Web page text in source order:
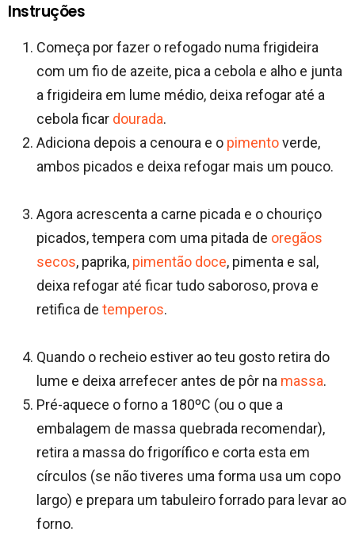
Instruções
Começa por fazer o refogado numa frigideira
com um fio de azeite, pica a cebola e alho e junta
a frigideira em lume médio, deixa refogar até a
cebola ficar dourada.
Adiciona depois a cenoura e o pimentoverde,
ambos picados e deixa refogar mais um pouco.
Agora acrescenta a carne picada e o chouriço
picados, tempera com uma pitada de oregãos
secos, paprika, pimentão doce, pimenta e sal,
deixa refogar até ficar tudo saboroso, prova e
retifica de temperos.
Quando o recheio estiver ao teu gosto retira do
lume e deixa arrefecer antes de pôr na massa.
Pré-aquece o forno a 180ºC (ou o que a
embalagem de massa quebrada recomendar),
retira a massa do frigorífico e corta esta em
círculos (se não tiveres uma forma usa um copo
largo) e prepara um tabuleiro forrado para levar ao
forno.